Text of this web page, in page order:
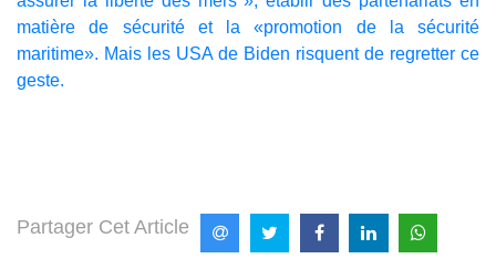
matière de sécurité et la «promotion de la sécurité
maritime». Mais les USA de Biden risquent de regretter ce
geste.
Partager Cet Article